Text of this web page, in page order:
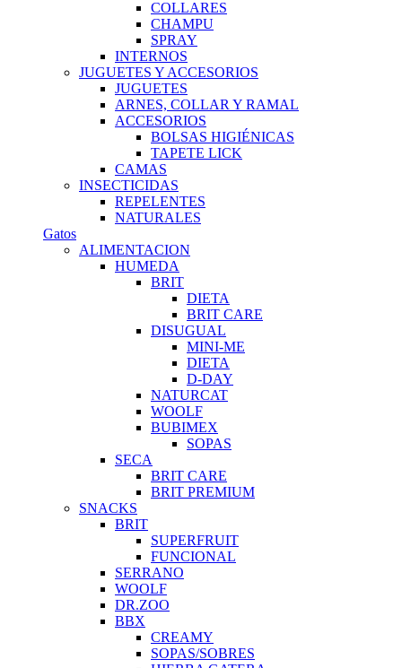
COLLARES
CHAMPU
SPRAY
INTERNOS
JUGUETES Y ACCESORIOS
JUGUETES
ARNES, COLLAR Y RAMAL
ACCESORIOS
BOLSAS HIGIÉNICAS
TAPETE LICK
CAMAS
INSECTICIDAS
REPELENTES
NATURALES
Gatos
ALIMENTACION
HUMEDA
BRIT
DIETA
BRIT CARE
DISUGUAL
MINI-ME
DIETA
D-DAY
NATURCAT
WOOLF
BUBIMEX
SOPAS
SECA
BRIT CARE
BRIT PREMIUM
SNACKS
BRIT
SUPERFRUIT
FUNCIONAL
SERRANO
WOOLF
DR.ZOO
BBX
CREAMY
SOPAS/SOBRES